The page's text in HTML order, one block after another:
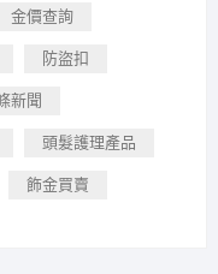
金價查詢
防盜扣
新聞
頭髮護理產品
飾金買賣